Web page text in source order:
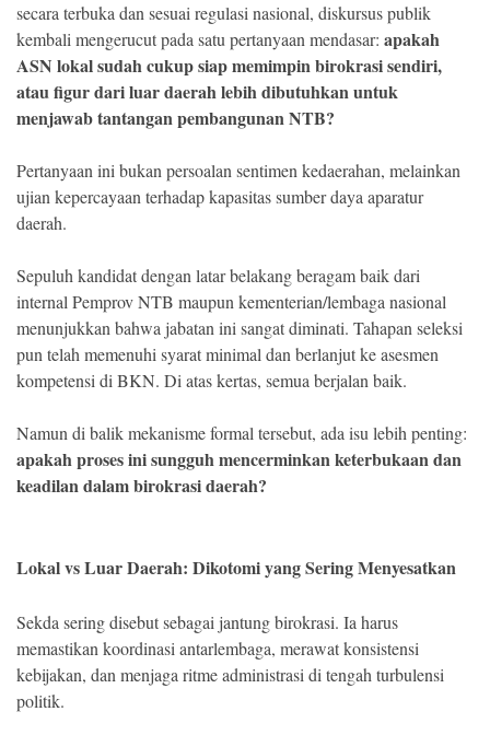
secara terbuka dan sesuai regulasi nasional, diskursus publik
kembali mengerucut pada satu pertanyaan mendasar: apakah
ASN lokal sudah cukup siap memimpin birokrasi sendiri,
atau figur dari luar daerah lebih dibutuhkan untuk
menjawab tantangan pembangunan NTB?
Pertanyaan ini bukan persoalan sentimen kedaerahan, melainkan
ujian kepercayaan terhadap kapasitas sumber daya aparatur
daerah.
Sepuluh kandidat dengan latar belakang beragam baik dari
internal Pemprov NTB maupun kementerian/lembaga nasional
menunjukkan bahwa jabatan ini sangat diminati. Tahapan seleksi
pun telah memenuhi syarat minimal dan berlanjut ke asesmen
kompetensi di BKN. Di atas kertas, semua berjalan baik.
Namun di balik mekanisme formal tersebut, ada isu lebih penting:
apakah proses ini sungguh mencerminkan keterbukaan dan
keadilan dalam birokrasi daerah?
Lokal vs Luar Daerah: Dikotomi yang Sering Menyesatkan
Sekda sering disebut sebagai jantung birokrasi. Ia harus
memastikan koordinasi antarlembaga, merawat konsistensi
kebijakan, dan menjaga ritme administrasi di tengah turbulensi
politik.